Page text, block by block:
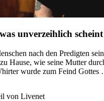
unverzeihlich scheint
nach den Predigten
Hause, wie seine Mutter
wurde zum Feind Gottes
von Livenet